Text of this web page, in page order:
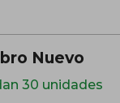
Nuevo
30 unidades